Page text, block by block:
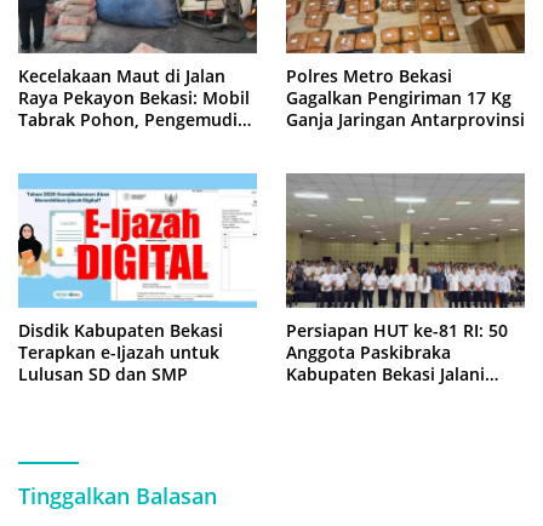
Kecelakaan Maut di Jalan
Raya Pekayon Bekasi: Mobil
Tabrak Pohon, Pengemudi
Polres Metro Bekasi
Gagalkan Pengiriman 17 Kg
Ganja Jaringan Antarprovinsi
Disdik Kabupaten Bekasi
Terapkan e-Ijazah untuk
Lulusan SD dan SMP
Persiapan HUT ke-81 RI: 50
Anggota Paskibraka
Kabupaten Bekasi Jalani
Tinggalkan Balasan